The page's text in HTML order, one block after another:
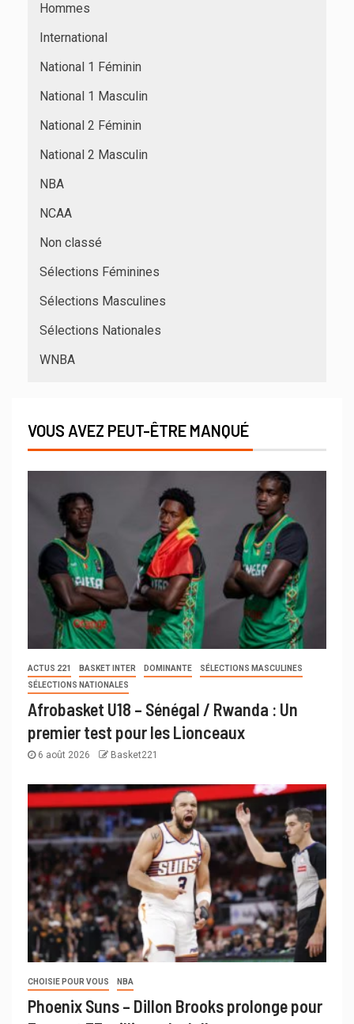
Hommes
International
National 1 Féminin
National 1 Masculin
National 2 Féminin
National 2 Masculin
NBA
NCAA
Non classé
Sélections Féminines
Sélections Masculines
Sélections Nationales
WNBA
VOUS AVEZ PEUT-ÊTRE MANQUÉ
ACTUS 221 BASKET INTER DOMINANTE
SÉLECTIONS MASCULINES
SÉLECTIONS NATIONALES
Afrobasket U18 – Sénégal / Rwanda : Un
premier test pour les Lionceaux
6 août 2026 Basket221
CHOISIE POUR VOUS NBA
Phoenix Suns – Dillon Brooks prolonge pour